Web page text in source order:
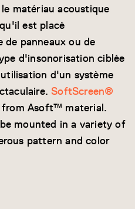
matériau acoustique
est placé
panneaux ou de
d'insonorisation ciblée
d'un système
SoftScreen®
from Asoft™ material.
mounted in a variety of
pattern and color